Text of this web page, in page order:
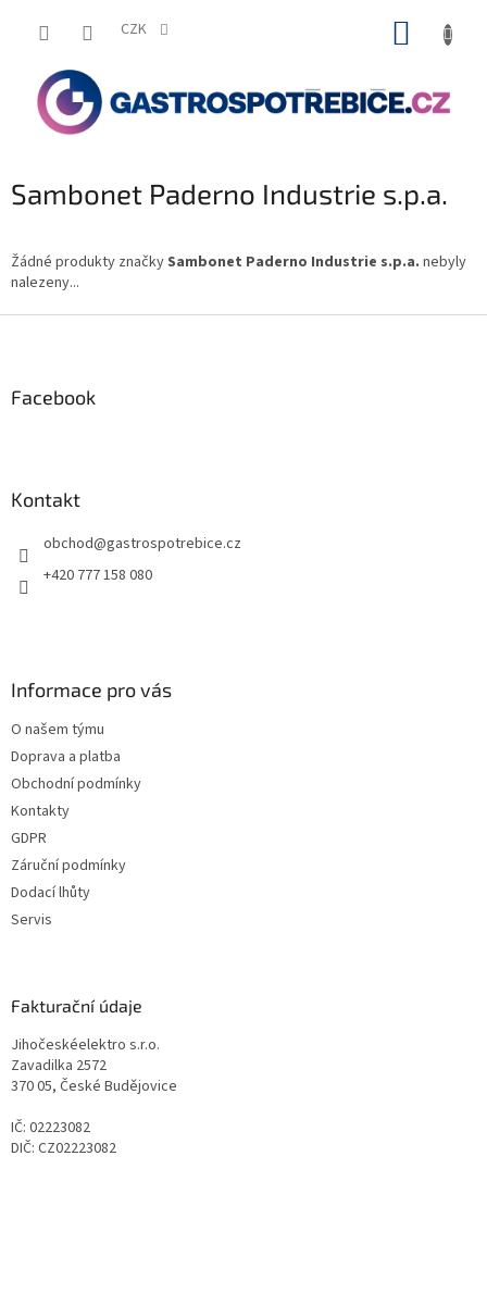
CZK
Sambonet Paderno Industrie s.p.a.
Žádné produkty značkySambonet Paderno Industrie s.p.a. nebyly
nalezeny...
Facebook
Kontakt
obchod@gastrospotrebice.cz
+420 777 158 080
Informace pro vás
O našem týmu
Doprava a platba
Obchodní podmínky
Kontakty
GDPR
Záruční podmínky
Dodací lhůty
Servis
Fakturační údaje
Jihočeskéelektro s.r.o.
Zavadilka 2572
370 05, České Budějovice
IČ: 02223082
DIČ: CZ02223082